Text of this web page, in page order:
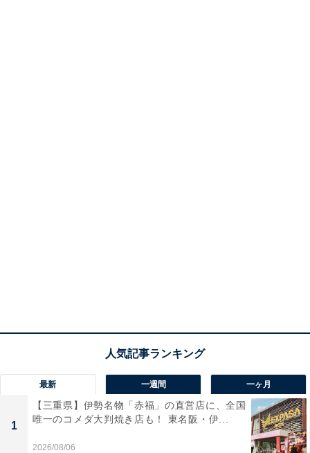
最新 一週間 一ヶ月
1
【三重県】伊勢名物「赤福」の直営店に、全国
唯一のコメダ大判焼き店も！ 東名阪・伊...
2026/08/06